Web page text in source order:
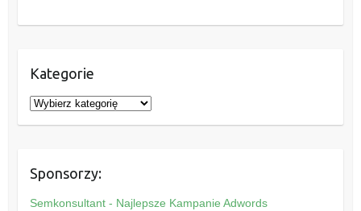
Kategorie
K
a
g
o
Sponsorzy:
Semkonsultant - Najlepsze Kampanie Adwords